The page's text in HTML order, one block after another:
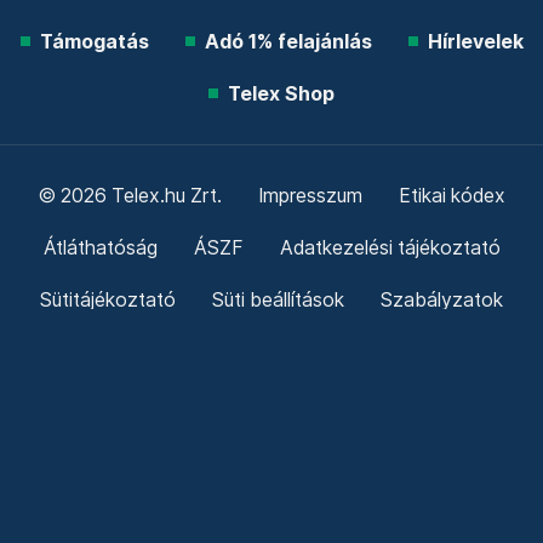
Támogatás Adó 1% felajánlás Hírlevelek
Telex Shop
© 2026 Telex.hu Zrt. Impresszum Etikai kódex
Átláthatóság ÁSZF Adatkezelési tájékoztató
Sütitájékoztató Süti beállítások Szabályzatok